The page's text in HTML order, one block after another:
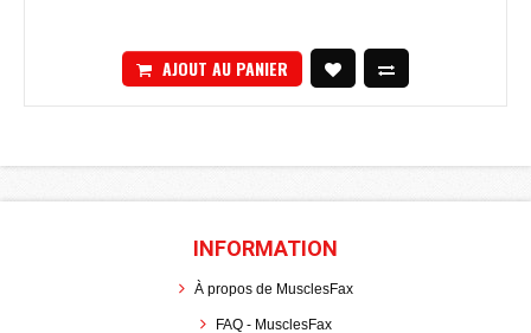
AJOUT AU PANIER
INFORMATION
À propos de MusclesFax
FAQ - MusclesFax